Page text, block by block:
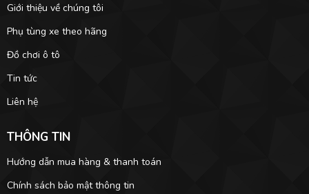
Giới thiệu về chúng tôi
Phụ tùng xe theo hãng
Đồ chơi ô tô
Tin tức
Liên hệ
THÔNG TIN
Hướng dẫn mua hàng & thanh toán
Chính sách bảo mật thông tin